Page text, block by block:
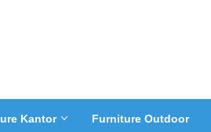
Kantor Furniture Outdoor